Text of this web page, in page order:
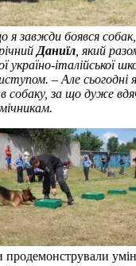
я завжди боявся собак,
Даниїл , який
україно-італійської
– Але сьогодні
собаку, за що дуже
продемонстрували